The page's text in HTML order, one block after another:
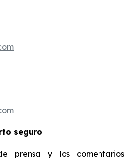
seguro
prensa y los comentarios